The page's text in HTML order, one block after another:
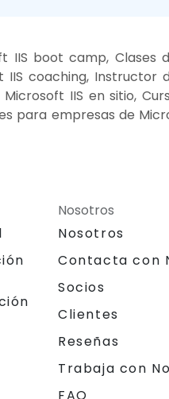
IIS boot camp, Clases
coaching, Instructor
IIS en sitio,
para empresas de
Nosotros
Nosotros
Contacta con
Socios
Clientes
Reseñas
Trabaja con